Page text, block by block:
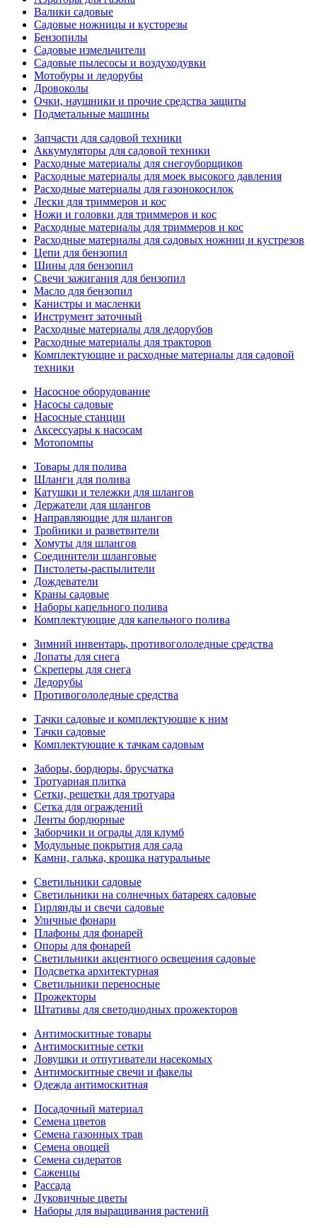
Валики садовые
Садовые ножницы и кусторезы
Бензопилы
Садовые измельчители
Садовые пылесосы и воздуходувки
Мотобуры и ледорубы
Дровоколы
Очки, наушники и прочие средства защиты
Подметальные машины
Запчасти для садовой техники
Аккумуляторы для садовой техники
Расходные материалы для снегоуборщиков
Расходные материалы для моек высокого давления
Расходные материалы для газонокосилок
Лески для триммеров и кос
Ножи и головки для триммеров и кос
Расходные материалы для триммеров и кос
Расходные материалы для садовых ножниц и кустрезов
Цепи для бензопил
Шины для бензопил
Свечи зажигания для бензопил
Масло для бензопил
Канистры и масленки
Инструмент заточный
Расходные материалы для ледорубов
Расходные материалы для тракторов
Комплектующие и расходные материалы для садовой
техники
Насосное оборудование
Насосы садовые
Насосные станции
Аксессуары к насосам
Мотопомпы
Товары для полива
Шланги для полива
Катушки и тележки для шлангов
Держатели для шлангов
Направляющие для шлангов
Тройники и разветвители
Хомуты для шлангов
Соединители шланговые
Пистолеты-распылители
Дождеватели
Краны садовые
Наборы капельного полива
Комплектующие для капельного полива
Зимний инвентарь, противогололедные средства
Лопаты для снега
Скреперы для снега
Ледорубы
Противогололедные средства
Тачки садовые и комплектующие к ним
Тачки садовые
Комплектующие к тачкам садовым
Заборы, бордюры, брусчатка
Тротуарная плитка
Сетки, решетки для тротуара
Сетка для ограждений
Ленты бордюрные
Заборчики и ограды для клумб
Модульные покрытия для сада
Камни, галька, крошка натуральные
Светильники садовые
Светильники на солнечных батареях садовые
Гирлянды и свечи садовые
Уличные фонари
Плафоны для фонарей
Опоры для фонарей
Светильники акцентного освещения садовые
Подсветка архитектурная
Светильники переносные
Прожекторы
Штативы для светодиодных прожекторов
Антимоскитные товары
Антимоскитные сетки
Ловушки и отпугиватели насекомых
Антимоскитные свечи и факелы
Одежда антимоскитная
Посадочный материал
Семена цветов
Семена газонных трав
Семена овощей
Семена сидератов
Саженцы
Рассада
Луковичные цветы
Наборы для выращивания растений